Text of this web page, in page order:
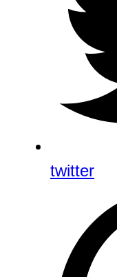
twitter